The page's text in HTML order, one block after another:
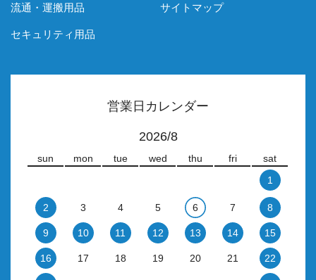
流通・運搬用品
セキュリティ用品
サイトマップ
営業日カレンダー
2026/8
sun mon tue wed thu fri
sat
1
2 3 4 5 6 7 8
9 10 11 12 13 14 15
16 17 18 19 20 21 22